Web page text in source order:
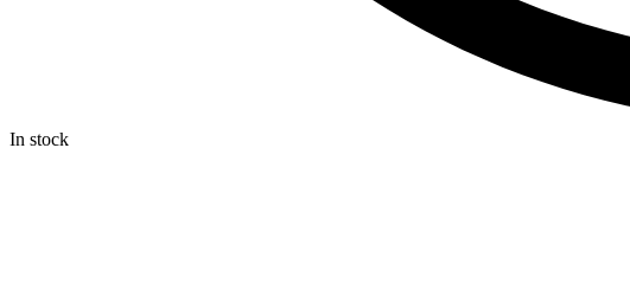
In stock